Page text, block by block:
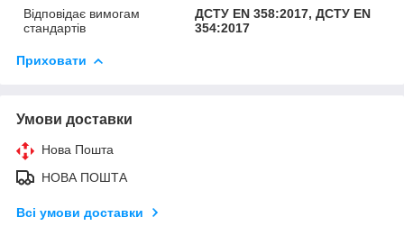
Відповідає вимогам
стандартів
ДСТУ EN 358:2017, ДСТУ EN
354:2017
Приховати
Умови доставки
Нова Пошта
НОВА ПОШТА
Всі умови доставки